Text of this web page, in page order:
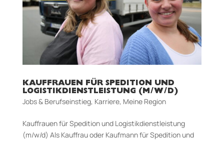
KAUFFRAUEN FÜR SPEDITION UND
LOGISTIKDIENSTLEISTUNG (M/W/D)
Jobs & Berufseinstieg, Karriere, Meine Region
Kauffrauen für Spedition und Logistikdienstleistung
(m/w/d) Als Kauffrau oder Kaufmann für Spedition und